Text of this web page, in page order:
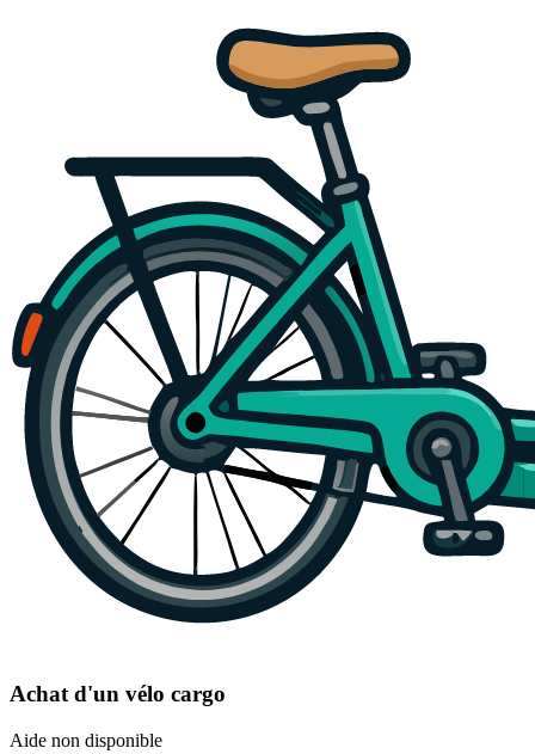
Achat d'un vélo cargo
Aide non disponible